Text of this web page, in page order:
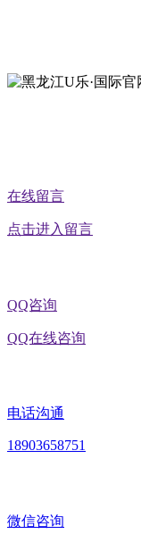
在线留言
点击进入留言
QQ咨询
QQ在线咨询
电话沟通
18903658751
微信咨询